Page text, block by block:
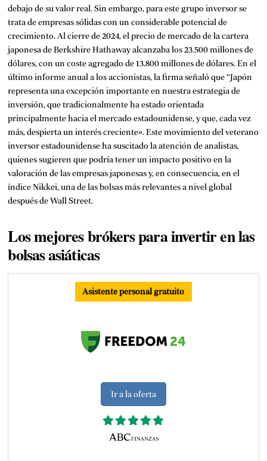
debajo de su valor real. Sin embargo, para este grupo inversor se
trata de empresas sólidas con un considerable potencial de
crecimiento. Al cierre de 2024, el precio de mercado de la cartera
japonesa de Berkshire Hathaway alcanzaba los 23.500 millones de
dólares, con un coste agregado de 13.800 millones de dólares. En el
último informe anual a los accionistas, la firma señaló que “Japón
representa una excepción importante en nuestra estrategia de
inversión, que tradicionalmente ha estado orientada
principalmente hacia el mercado estadounidense, y que, cada vez
más, despierta un interés creciente». Este movimiento del veterano
inversor estadounidense ha suscitado la atención de analistas,
quienes sugieren que podría tener un impacto positivo en la
valoración de las empresas japonesas y, en consecuencia, en el
índice Nikkei, una de las bolsas más relevantes a nivel global
después de Wall Street.
Los mejores brókers para invertir en las
bolsas asiáticas
Asistente personal gratuito
Ir a la oferta